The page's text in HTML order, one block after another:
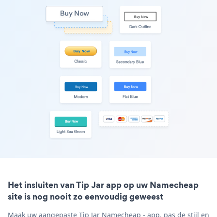
Het insluiten van Tip Jar app op uw Namecheap
site is nog nooit zo eenvoudig geweest
Maak uw aangepaste Tip Jar Namecheap - app, pas de stijl en